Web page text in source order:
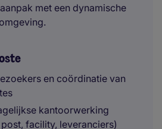
met een dynamische
en coördinatie van
kantoorwerking
facility, leveranciers)